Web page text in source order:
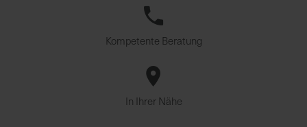
Kompetente Beratung
In Ihrer Nähe